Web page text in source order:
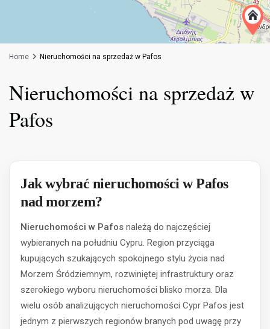
Home Nieruchomości na sprzedaż w Pafos
Nieruchomości na sprzedaż w
Pafos
Jak wybrać nieruchomości w Pafos
nad morzem?
Nieruchomości w Pafos należą do najczęściej
wybieranych na południu Cypru. Region przyciąga
kupujących szukających spokojnego stylu życia nad
Morzem Śródziemnym, rozwiniętej infrastruktury oraz
szerokiego wyboru nieruchomości blisko morza. Dla
wielu osób analizujących nieruchomości Cypr Pafos jest
jednym z pierwszych regionów branych pod uwagę przy